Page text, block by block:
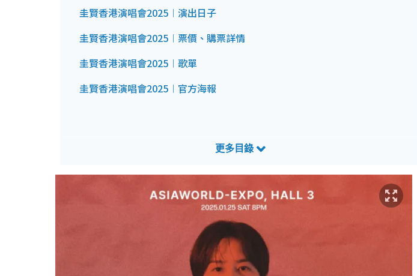
圭賢香港演唱會2025︱演出日子
圭賢香港演唱會2025︱票價、購票詳情
圭賢香港演唱會2025︱歌單
圭賢香港演唱會2025︱官方海報